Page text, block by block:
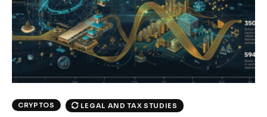
CRYPTOS LEGAL AND TAX STUDIES